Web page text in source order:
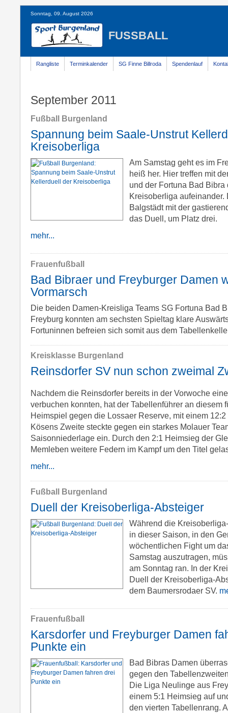
Sonntag, 09. August 2026
FUSSBALL
Rangliste Terminkalender SG Finne Billroda Spendenlauf
September 2011
Fußball Burgenland
Spannung beim Saale-Unstrut
Kreisoberliga
Am Samstag geht es im
heiß her. Hier treffen mit
und der Fortuna Bad
Kreisoberliga
Balgstädt mit der
das Duell, um Platz drei.
mehr...
Frauenfußball
Bad Bibraer und Freyburger Damen
Vormarsch
Die beiden Damen-Kreisliga Teams SG Fortuna Bad
Freyburg konnten am sechsten Spieltag klare
Fortuninnen befreien sich somit aus dem
Kreisklasse Burgenland
Reinsdorfer SV nun schon zweimal
Nachdem die Reinsdorfer bereits in der Vorwoche
verbuchen konnten, hat der Tabellenführer an diesem
Heimspiel gegen die Lossaer Reserve, mit einem
Kösens Zweite steckte gegen ein starkes Molauer
Saisonniederlage ein. Durch den 2:1 Heimsieg der
Memleben weitere Federn im Kampf um den Titel
mehr...
Fußball Burgenland
Duell der Kreisoberliga-Absteiger
Während die
in dieser Saison, in den
wöchentlichen Fight um
Samstag auszutragen,
am Sonntag ran. In der
Duell der Kreisoberliga-
dem Baumersrodaer SV.
Frauenfußball
Karsdorfer und Freyburger Damen
Punkte ein
Bad Bibras Damen
gegen den
Die Liga Neulinge aus
einem 5:1 Heimsieg auf
den vierten Tabellenrang.